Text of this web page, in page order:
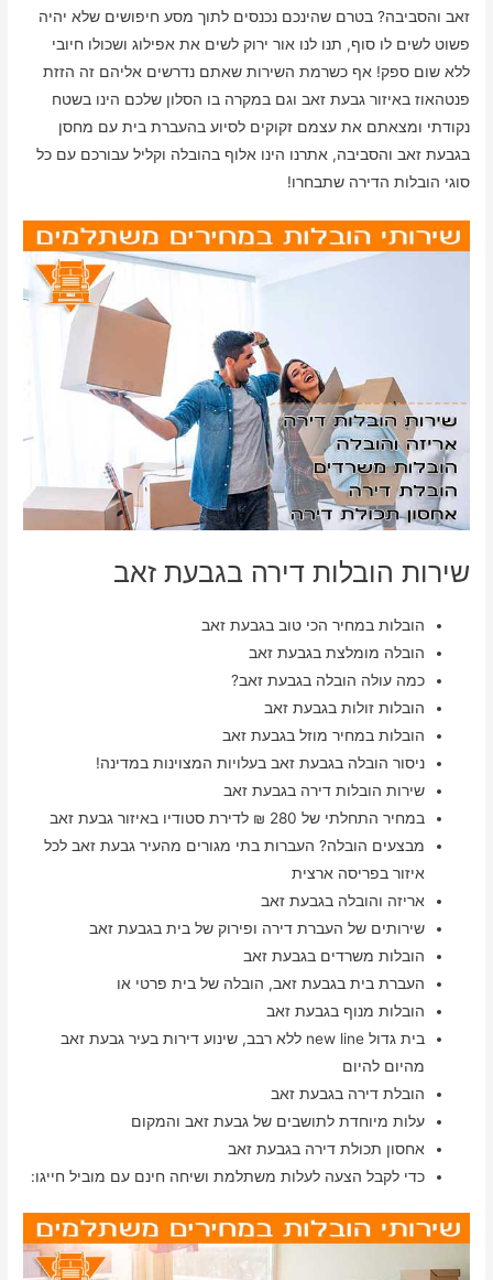
זאב והסביבה? בטרם שהינכם נכנסים לתוך מסע חיפושים שלא יהיה
פשוט לשים לו סוף, תנו לנו אור ירוק לשים את אפילוג ושכולו חיובי
ללא שום ספק! אף כשרמת השירות שאתם נדרשים אליהם זה הזזת
פנטהאוז באיזור גבעת זאב וגם במקרה בו הסלון שלכם הינו בשטח
נקודתי ומצאתם את עצמם זקוקים לסיוע בהעברת בית עם מחסן
בגבעת זאב והסביבה, אתרנו הינו אלוף בהובלה וקליל עבורכם עם כל
סוגי הובלות הדירה שתבחרו!
שירות הובלות דירה בגבעת זאב
הובלות במחיר הכי טוב בגבעת זאב
הובלה מומלצת בגבעת זאב
כמה עולה הובלה בגבעת זאב?
הובלות זולות בגבעת זאב
הובלות במחיר מוזל בגבעת זאב
ניסור הובלה בגבעת זאב בעלויות המצוינות במדינה!
שירות הובלות דירה בגבעת זאב
במחיר התחלתי של 280 ₪ לדירת סטודיו באיזור גבעת זאב
מבצעים הובלה? העברות בתי מגורים מהעיר גבעת זאב לכל
איזור בפריסה ארצית
אריזה והובלה בגבעת זאב
שירותים של העברת דירה ופירוק של בית בגבעת זאב
הובלות משרדים בגבעת זאב
העברת בית בגבעת זאב, הובלה של בית פרטי או
הובלות מנוף בגבעת זאב
בית גדול new line ללא רבב, שינוע דירות בעיר גבעת זאב
מהיום להיום
הובלת דירה בגבעת זאב
עלות מיוחדת לתושבים של גבעת זאב והמקום
אחסון תכולת דירה בגבעת זאב
כדי לקבל הצעה לעלות משתלמת ושיחה חינם עם מוביל חייגו: